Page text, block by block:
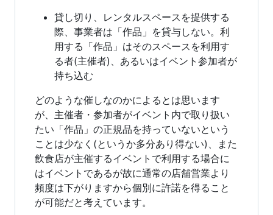
貸し切り、レンタルスペースを提供する
際、事業者は「作品」を貸与しない。利
用する「作品」はそのスペースを利用す
る者(主催者)、あるいはイベント参加者が
持ち込む
どのような催しなのかによるとは思います
が、主催者・参加者がイベント内で取り扱い
たい「作品」の正規品を持っていないという
ことは少なく(というか多分あり得ない)、また
飲食店が主催するイベントで利用する場合に
はイベントであるが故に通常の店舗営業より
頻度は下がりますから個別に許諾を得ること
が可能だと考えています。